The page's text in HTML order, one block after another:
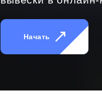
Начать